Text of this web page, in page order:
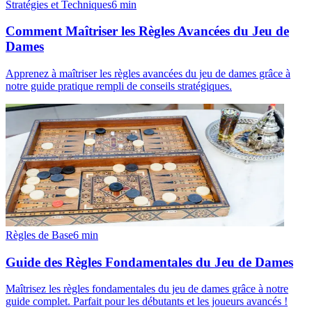
Stratégies et Techniques6 min
Comment Maîtriser les Règles Avancées du Jeu de
Dames
Apprenez à maîtriser les règles avancées du jeu de dames grâce à
notre guide pratique rempli de conseils stratégiques.
Règles de Base6 min
Guide des Règles Fondamentales du Jeu de Dames
Maîtrisez les règles fondamentales du jeu de dames grâce à notre
guide complet. Parfait pour les débutants et les joueurs avancés !